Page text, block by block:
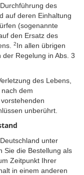
des
auf deren Einhaltung
(sogenannte
den Ersatz des
2In allen übrigen
Regelung in Abs. 3
des Lebens,
dem
unberührt.
unter
Sie die Bestellung als
Zeitpunkt Ihrer
in einem anderen